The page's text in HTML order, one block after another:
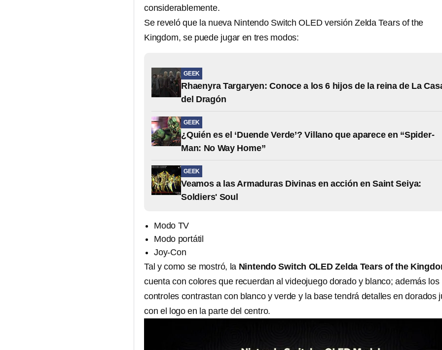
considerablemente.
Se reveló que la nueva Nintendo Switch OLED versión Zelda Tears of the
Kingdom, se puede jugar en tres modos:
GEEK
Rhaenyra Targaryen: Conoce a los 6 hijos de la reina de La
del Dragón
GEEK
¿Quién es el ‘Duende Verde’? Villano que aparece en “Spider-
Man: No Way Home”
GEEK
Veamos a las Armaduras Divinas en acción en Saint Seiya:
Soldiers' Soul
Modo TV
Modo portátil
Joy-Con
Tal y como se mostró, la Nintendo Switch OLED Zelda Tears of the
cuenta con colores que recuerdan al videojuego dorado y blanco; además los
controles contrastan con blanco y verde y la base tendrá detalles en dorados
con el logo en la parte del centro.